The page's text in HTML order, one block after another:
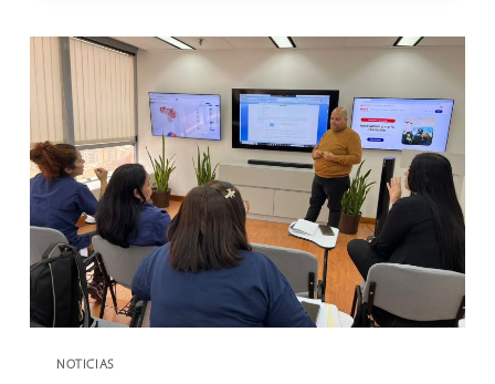
QUE
POR
SUS
APORTES
LA
CIENCIA
Y
LA
TECNOLOGÍA
NOTICIAS